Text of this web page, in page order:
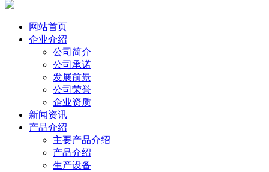
网站首页
企业介绍
公司简介
公司承诺
发展前景
公司荣誉
企业资质
新闻资讯
产品介绍
主要产品介绍
产品介绍
生产设备